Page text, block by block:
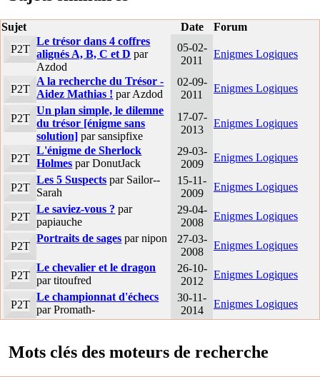
Sujet Date
Forum
P2T
Le trésor dans 4 coffres
alignés A, B, C et D par
Azdod
05-02-
2011
Enigmes Logiques
P2T
A la recherche du Trésor -
Aidez Mathias ! par Azdod
02-09-
2011
Enigmes Logiques
P2T
Un plan simple, le dilemne
du trésor [énigme sans
solution] par sansipfixe
17-07-
2013
Enigmes Logiques
P2T
L'énigme de Sherlock
Holmes par DonutJack
29-03-
2009
Enigmes Logiques
P2T
Les 5 Suspects par Sailor--
Sarah
15-11-
2009
Enigmes Logiques
P2T
Le saviez-vous ? par
papiauche
29-04-
2008
Enigmes Logiques
P2T
Portraits de sages par nipon
27-03-
2008
Enigmes Logiques
P2T
Le chevalier et le dragon
par titoufred
26-10-
2012
Enigmes Logiques
P2T
Le championnat d'échecs
par Promath-
30-11-
2014
Enigmes Logiques
Mots clés des moteurs de recherche